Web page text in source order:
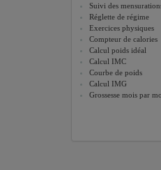
Suivi des
Réglette de régime
Exercices physiques
Compteur de calories
Calcul poids idéal
Calcul IMC
Courbe de poids
Calcul IMG
Grossesse mois par